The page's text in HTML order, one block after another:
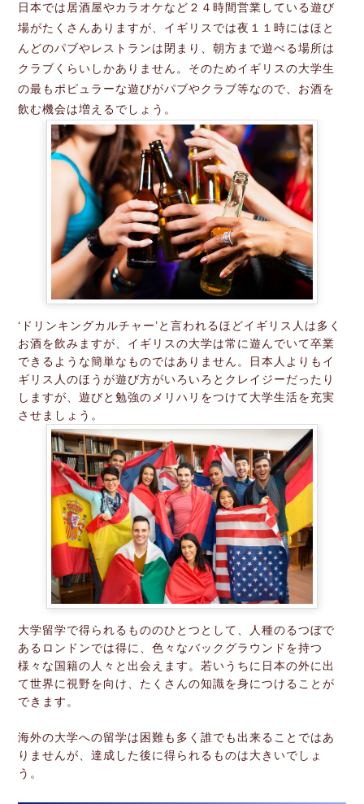
日本では居酒屋やカラオケなど２４時間営業している遊び
場がたくさんありますが、イギリスでは夜１１時にはほと
んどのパブやレストランは閉まり、朝方まで遊べる場所は
クラブくらいしかありません。そのためイギリスの大学生
の最もポピュラーな遊びがパブやクラブ等なので、お酒を
飲む機会は増えるでしょう。
‘ドリンキングカルチャー’と言われるほどイギリス人は多く
お酒を飲みますが、イギリスの大学は常に遊んでいて卒業
できるような簡単なものではありません。日本人よりもイ
ギリス人のほうが遊び方がいろいろとクレイジーだったり
しますが、遊びと勉強のメリハリをつけて大学生活を充実
させましょう。
大学留学で得られるもののひとつとして、人種のるつぼで
あるロンドンでは得に、色々なバックグラウンドを持つ
様々な国籍の人々と出会えます。若いうちに日本の外に出
て世界に視野を向け、たくさんの知識を身につけることが
できます。
海外の大学への留学は困難も多く誰でも出来ることではあ
りませんが、達成した後に得られるものは大きいでしょ
う。